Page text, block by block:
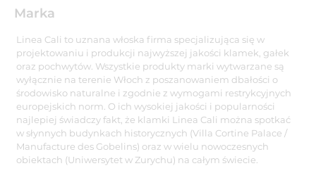
Marka
Linea Cali to uznana włoska firma specjalizująca się w
projektowaniu i produkcji najwyższej jakości klamek, gałek
oraz pochwytów. Wszystkie produkty marki wytwarzane są
wyłącznie na terenie Włoch z poszanowaniem dbałości o
środowisko naturalne i zgodnie z wymogami restrykcyjnych
europejskich norm. O ich wysokiej jakości i popularności
najlepiej świadczy fakt, że klamki Linea Cali można spotkać
w słynnych budynkach historycznych (Villa Cortine Palace /
Manufacture des Gobelins) oraz w wielu nowoczesnych
obiektach (Uniwersytet w Zurychu) na całym świecie.